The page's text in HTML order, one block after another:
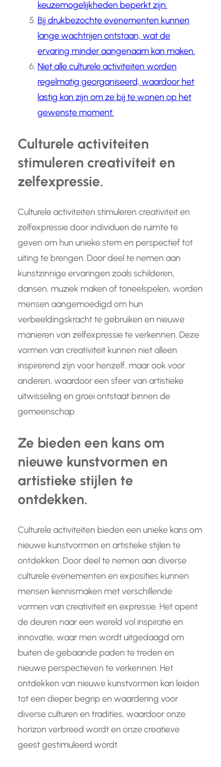
keuzemogelijkheden beperkt zijn.
Bij drukbezochte evenementen kunnen
lange wachtrijen ontstaan, wat de
ervaring minder aangenaam kan maken.
Niet alle culturele activiteiten worden
regelmatig georganiseerd, waardoor het
lastig kan zijn om ze bij te wonen op het
gewenste moment.
Culturele activiteiten
stimuleren creativiteit en
zelfexpressie.
Culturele activiteiten stimuleren creativiteit en
zelfexpressie door individuen de ruimte te
geven om hun unieke stem en perspectief tot
uiting te brengen. Door deel te nemen aan
kunstzinnige ervaringen zoals schilderen,
dansen, muziek maken of toneelspelen, worden
mensen aangemoedigd om hun
verbeeldingskracht te gebruiken en nieuwe
manieren van zelfexpressie te verkennen. Deze
vormen van creativiteit kunnen niet alleen
inspirerend zijn voor henzelf, maar ook voor
anderen, waardoor een sfeer van artistieke
uitwisseling en groei ontstaat binnen de
gemeenschap.
Ze bieden een kans om
nieuwe kunstvormen en
artistieke stijlen te
ontdekken.
Culturele activiteiten bieden een unieke kans om
nieuwe kunstvormen en artistieke stijlen te
ontdekken. Door deel te nemen aan diverse
culturele evenementen en exposities kunnen
mensen kennismaken met verschillende
vormen van creativiteit en expressie. Het opent
de deuren naar een wereld vol inspiratie en
innovatie, waar men wordt uitgedaagd om
buiten de gebaande paden te treden en
nieuwe perspectieven te verkennen. Het
ontdekken van nieuwe kunstvormen kan leiden
tot een dieper begrip en waardering voor
diverse culturen en tradities, waardoor onze
horizon verbreed wordt en onze creatieve
geest gestimuleerd wordt.